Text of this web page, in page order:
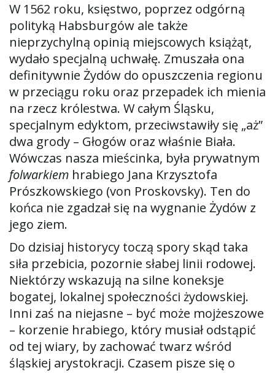
W 1562 roku, księstwo, poprzez odgórną
polityką Habsburgów ale także
nieprzychylną opinią miejscowych książąt,
wydało specjalną uchwałę. Zmuszała ona
definitywnie Żydów do opuszczenia regionu
w przeciągu roku oraz przepadek ich mienia
na rzecz królestwa. W całym Śląsku,
specjalnym edyktom, przeciwstawiły się „aż”
dwa grody – Głogów oraz właśnie Biała.
Wówczas nasza mieścinka, była prywatnym
folwarkiem hrabiego Jana Krzysztofa
Prószkowskiego (von Proskovsky). Ten do
końca nie zgadzał się na wygnanie Żydów z
jego ziem.
Do dzisiaj historycy toczą spory skąd taka
siła przebicia, pozornie słabej linii rodowej.
Niektórzy wskazują na silne koneksje
bogatej, lokalnej społeczności żydowskiej.
Inni zaś na niejasne – być może mojżeszowe
– korzenie hrabiego, który musiał odstąpić
od tej wiary, by zachować twarz wśród
śląskiej arystokracji. Czasem pisze się o